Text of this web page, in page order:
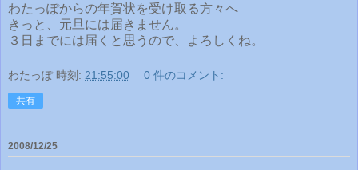
わたっぽからの年賀状を受け取る方々へ
きっと、元旦には届きません。
３日までには届くと思うので、よろしくね。
わたっぽ 時刻: 21:55:00 0 件のコメント:
共有
2008/12/25